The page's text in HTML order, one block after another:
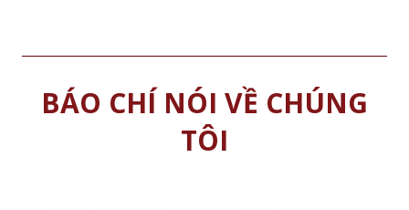
BÁO CHÍ NÓI VỀ CHÚNG
TÔI